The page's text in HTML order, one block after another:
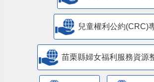
兒童權利公約(CRC)
苗栗縣婦女福利服務資源